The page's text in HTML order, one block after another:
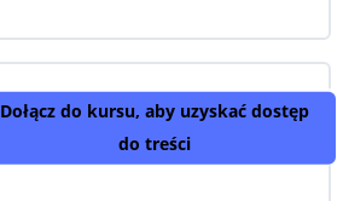
Dołącz do kursu, aby uzyskać dostęp
do treści